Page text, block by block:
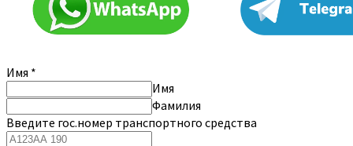
Имя *
Имя
Фамилия
Введите гос.номер транспортного средства